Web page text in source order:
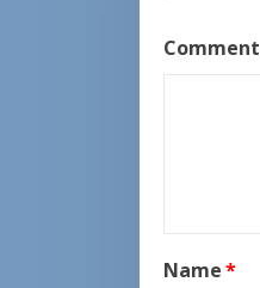
Comment
Name*